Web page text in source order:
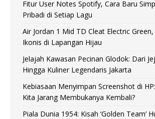
Fitur User Notes Spotify, Cara Baru
Pribadi di Setiap Lagu
Air Jordan 1 Mid TD Cleat Electric
Ikonis di Lapangan Hijau
Jelajah Kawasan Pecinan Glodok: Dari
Hingga Kuliner Legendaris Jakarta
Kebiasaan Menyimpan Screenshot di
Kita Jarang Membukanya Kembali?
Piala Dunia 1954: Kisah ‘Golden Team’